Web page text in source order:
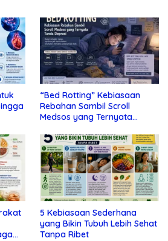
“Bed Rotting” Kebiasaan
Rebahan Sambil Scroll
Medsos yang Ternyata
5 Kebiasaan Sederhana
yang Bikin Tubuh Lebih Sehat
Tanpa Ribet